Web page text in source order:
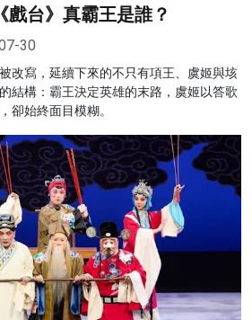
戲台》真霸王是誰？
30
改寫，延續下來的不只有項王、虞姬與垓
結構：霸王決定英雄的末路，虞姬以答歌
卻始終面目模糊。